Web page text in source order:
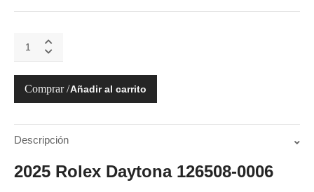
126508-
0006
NUEVO
Añadir al carrito
Descripción
2025 Rolex Daytona 126508-0006